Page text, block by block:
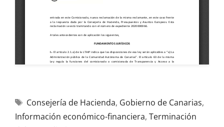
Consejería de Hacienda, Gobierno de Canarias,
Información económico-financiera, Terminación